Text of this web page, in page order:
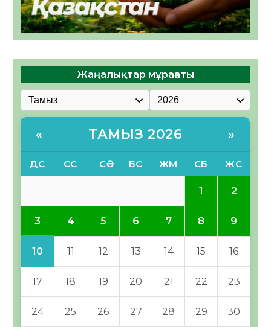
Жаңалықтар мұрағаты
« ТАМЫЗ 2026 »
ДС СС СӘ БС ЖМ СБ ЖС
1 2
3 4 5 6 7 8 9
10 11 12 13 14 15 16
17 18 19 20 21 22 23
24 25 26 27 28 29 30